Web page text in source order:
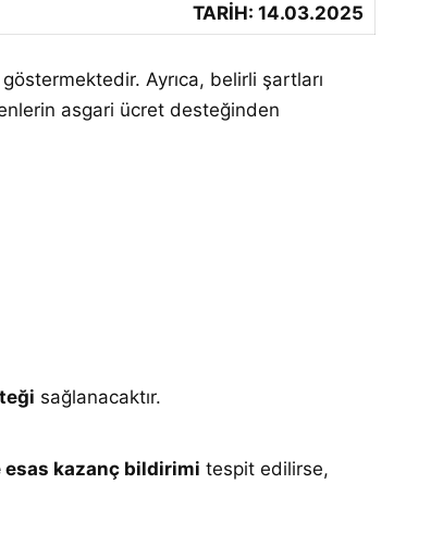
TARİH: 14.03.2025
Ayrıca, belirli şartları
asgari ücret desteğinden
sağlanacaktır.
esas kazanç bildirimi tespit edilirse,